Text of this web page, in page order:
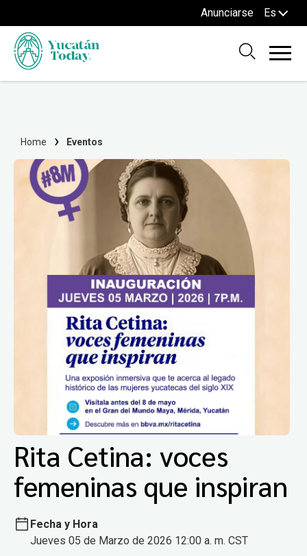
Anunciarse Es
Home Eventos
Rita Cetina: voces
femeninas que inspiran
Fecha y Hora
Jueves 05 de Marzo de 2026 12:00 a. m. CST